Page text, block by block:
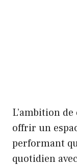
L’ambition
offrir un
performant
quotidien